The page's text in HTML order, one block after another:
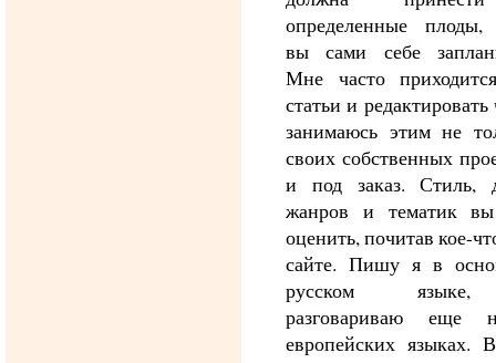
определенные плоды,
вы сами себе
Мне часто
статьи и
занимаюсь этим не
своих собственных
и под заказ. Стиль,
жанров и тематик
оценить, почитав кое-
сайте. Пишу я в
русском
разговариваю еще
европейских языках.